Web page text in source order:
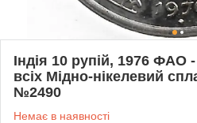
Індія 10 рупій, 1976 ФАО
всіх Мідно-нікелевий
№2490
Немає в наявності